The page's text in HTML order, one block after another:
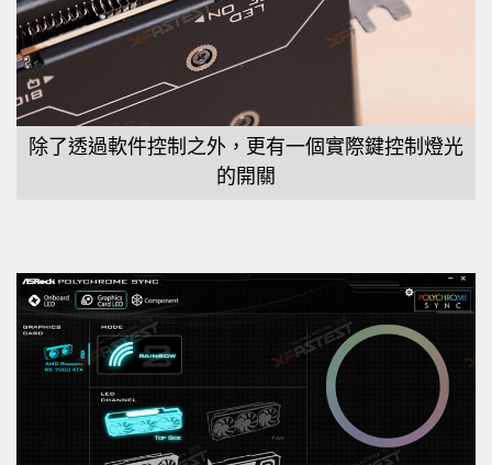
除了透過軟件控制之外，更有一個實際鍵控制燈光
的開關